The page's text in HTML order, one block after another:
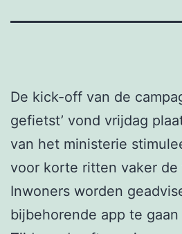
De kick-off van de
gefietst’ vond vrijdag
van het ministerie
voor korte ritten vaker
Inwoners worden
bijbehorende app te